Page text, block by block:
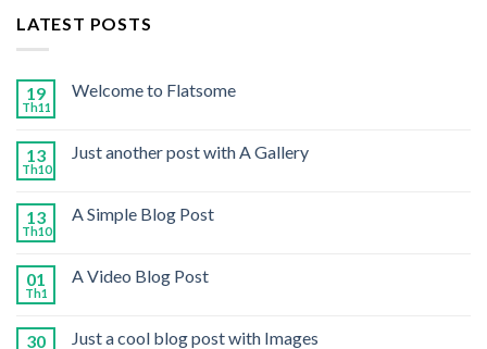
LATEST POSTS
19
Th11
Welcome to Flatsome
13
Th10
Just another post with A Gallery
13
Th10
A Simple Blog Post
01
Th1
A Video Blog Post
30 Just a cool blog post with Images